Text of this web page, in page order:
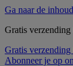
Ga naar de inhoud
Gratis
Gratis
Abonneer je op